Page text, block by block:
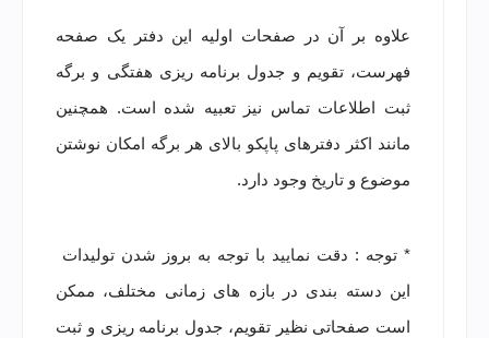
علاوه بر آن در صفحات اولیه این دفتر یک صفحه
فهرست، تقویم و جدول برنامه ریزی هفتگی و برگه
ثبت اطلاعات تماس نیز تعبیه شده است. همچنین
مانند اکثر دفترهای پاپکو بالای هر برگه امکان نوشتن
موضوع و تاریخ وجود دارد.
* توجه : دقت نمایید با توجه به بروز شدن تولیدات
این دسته بندی در بازه های زمانی مختلف، ممکن
است صفحاتی نظیر تقویم، جدول برنامه ریزی و ثبت